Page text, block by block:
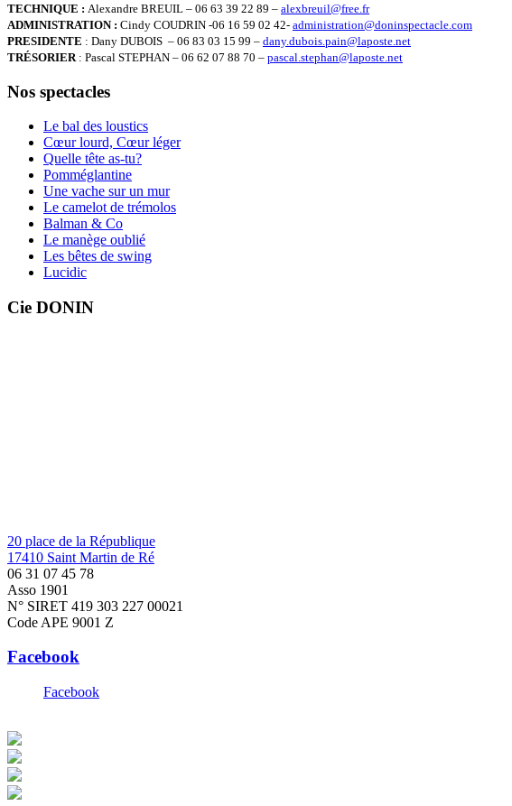
TECHNIQUE : Alexandre BREUIL – 06 63 39 22 89 – alexbreuil@free.fr
ADMINISTRATION: Cindy COUDRIN -06 16 59 02 42- administration@doninspectacle.com
PRESIDENTE : Dany DUBOIS – 06 83 03 15 99 – dany.dubois.pain@laposte.net
TRÉSORIER : Pascal STEPHAN – 06 62 07 88 70 – pascal.stephan@laposte.net
Nos spectacles
Le bal des loustics
Cœur lourd, Cœur léger
Quelle tête as-tu?
Pomméglantine
Une vache sur un mur
Le camelot de trémolos
Balman & Co
Le manège oublié
Les bêtes de swing
Lucidic
Cie DONIN
20 place de la République
17410 Saint Martin de Ré
06 31 07 45 78
Asso 1901
N° SIRET 419 303 227 00021
Code APE 9001 Z
Facebook
Facebook